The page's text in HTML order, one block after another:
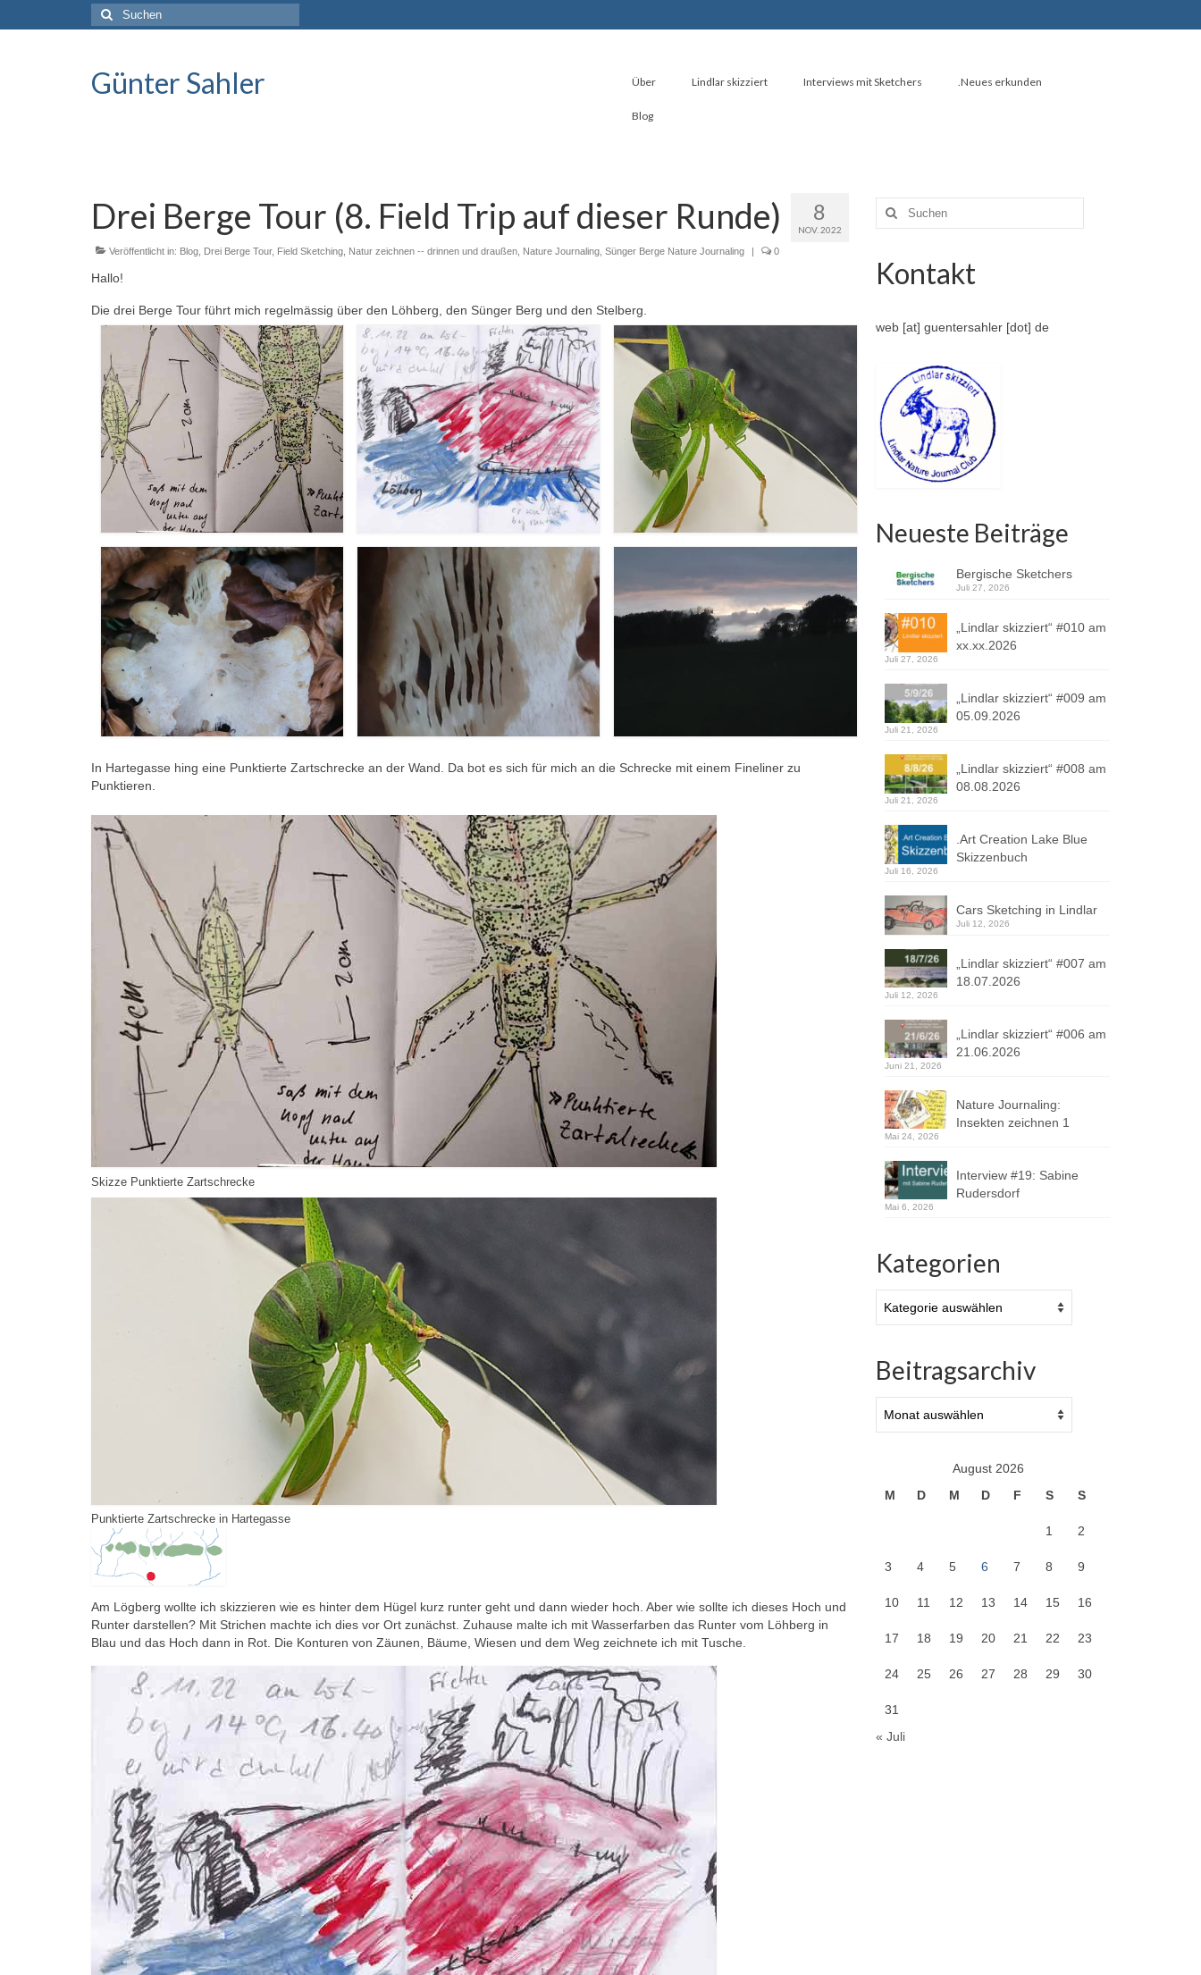
Suche
nach:
Günter Sahler Über Lindlar skizziert Interviews mit Sketchers .Neues erkunden
Blog
8
NOV. 2022
Drei Berge Tour (8. Field Trip auf dieser Runde)
Veröffentlicht in: Blog Drei Berge Tour, Field Sketching Natur zeichnen -- drinnen und draußen Nature Journaling Sünger Berge Nature Journaling | 0
Hallo!
Die drei Berge Tour führt mich regelmässig über den Löhberg, den Sünger Berg und den Stelberg.
In Hartegasse hing eine Punktierte Zartschrecke an der Wand. Da bot es sich für mich an die Schrecke mit einem Fineliner zu
Punktieren.
Skizze Punktierte Zartschrecke
Punktierte Zartschrecke in Hartegasse
Am Lögberg wollte ich skizzieren wie es hinter dem Hügel kurz runter geht und dann wieder hoch. Aber wie sollte ich dieses Hoch und
Runter darstellen? Mit Strichen machte ich dies vor Ort zunächst. Zuhause malte ich mit Wasserfarben das Runter vom Löhberg in
Blau und das Hoch dann in Rot. Die Konturen von Zäunen, Bäume, Wiesen und dem Weg zeichnete ich mit Tusche.
Suche
nach:
Kontakt
web [at] guentersahler [dot] de
Neueste Beiträge
Bergische Sketchers
Juli 27, 2026
„Lindlar skizziert“ #010 am
xx.xx.2026
Juli 27, 2026
„Lindlar skizziert“ #009 am
05.09.2026
Juli 21, 2026
„Lindlar skizziert“ #008 am
08.08.2026
Juli 21, 2026
.Art Creation Lake Blue
Skizzenbuch
Juli 16, 2026
Cars Sketching in Lindlar
Juli 12, 2026
„Lindlar skizziert“ #007 am
18.07.2026
Juli 12, 2026
„Lindlar skizziert“ #006 am
21.06.2026
Juni 21, 2026
Nature Journaling:
Insekten zeichnen 1
Mai 24, 2026
Interview #19: Sabine
Rudersdorf
Mai 6, 2026
Kategorien
Beitragsarchiv
August 2026
M
D M D F S S
1 2
3 4 5 6 7 8 9
10 11 12 13 14 15 16
17 18 19 20 21 22 23
24 25 26 27 28 29 30
31
« Juli